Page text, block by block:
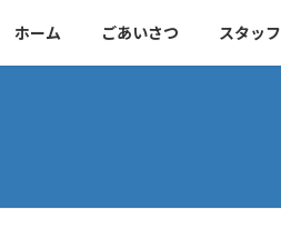
ホーム ごあいさつ スタッフ